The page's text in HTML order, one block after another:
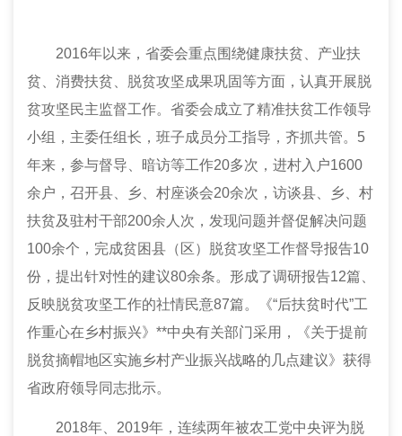
2016年以来，省委会重点围绕健康扶贫、产业扶
贫、消费扶贫、脱贫攻坚成果巩固等方面，认真开展脱
贫攻坚民主监督工作。省委会成立了精准扶贫工作领导
小组，主委任组长，班子成员分工指导，齐抓共管。5
年来，参与督导、暗访等工作20多次，进村入户1600
余户，召开县、乡、村座谈会20余次，访谈县、乡、村
扶贫及驻村干部200余人次，发现问题并督促解决问题
100余个，完成贫困县（区）脱贫攻坚工作督导报告10
份，提出针对性的建议80余条。形成了调研报告12篇、
反映脱贫攻坚工作的社情民意87篇。《“后扶贫时代”工
作重心在乡村振兴》**中央有关部门采用，《关于提前
脱贫摘帽地区实施乡村产业振兴战略的几点建议》获得
省政府领导同志批示。
2018年、2019年，连续两年被农工党中央评为脱